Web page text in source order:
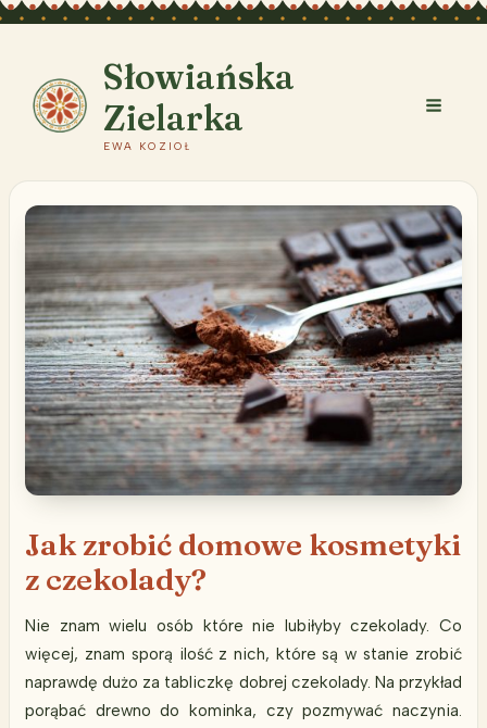
Przejdź
Słowiańska
Zielarka
EWA KOZIOŁ
Jak zrobić domowe kosmetyki
z czekolady?
Nie znam wielu osób które nie lubiłyby czekolady. Co
więcej, znam sporą ilość z nich, które są w stanie zrobić
naprawdę dużo za tabliczkę dobrej czekolady. Na przykład
porąbać drewno do kominka, czy pozmywać naczynia.